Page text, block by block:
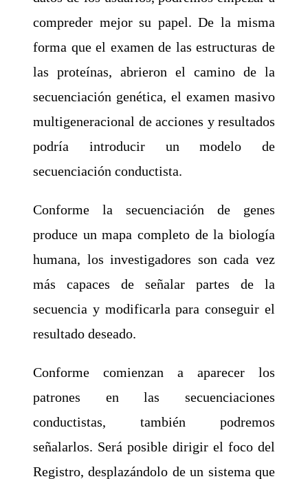
compreder mejor su papel. De la misma
forma que el examen de las estructuras de
las proteínas, abrieron el camino de la
secuenciación genética, el examen masivo
multigeneracional de acciones y resultados
podría introducir un modelo de
secuenciación conductista.
Conforme la secuenciación de genes
produce un mapa completo de la biología
humana, los investigadores son cada vez
más capaces de señalar partes de la
secuencia y modificarla para conseguir el
resultado deseado.
Conforme comienzan a aparecer los
patrones en las secuenciaciones
conductistas, también podremos
señalarlos. Será posible dirigir el foco del
Registro, desplazándolo de un sistema que